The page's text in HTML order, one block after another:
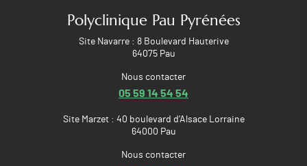
Polyclinique Pau Pyrénées
Site Navarre : 8 Boulevard Hauterive
64075 Pau
Nous contacter
05 59 14 54 54
Site Marzet : 40 boulevard d’Alsace Lorraine
64000 Pau
Nous contacter